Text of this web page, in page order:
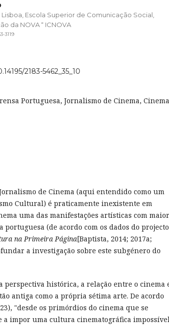
Escola Superior de Comunicação Social,
da NOVA “ ICNOVA
3119
2183-5462_35_10
Portuguesa, Jornalismo de Cinema, Cinema
de Cinema (aqui entendido como um
Cultural) é praticamente inexistente em
uma das manifestações artísticas com maior
portuguesa (de acordo com os dados do projecto
na Primeira Página[Baptista, 2014; 2017a;
a investigação sobre este subgénero do
perspectiva histórica, a relação entre o cinema
antiga como a própria sétima arte. De acordo
"desde os primórdios do cinema que se
a impor uma cultura cinematográfica